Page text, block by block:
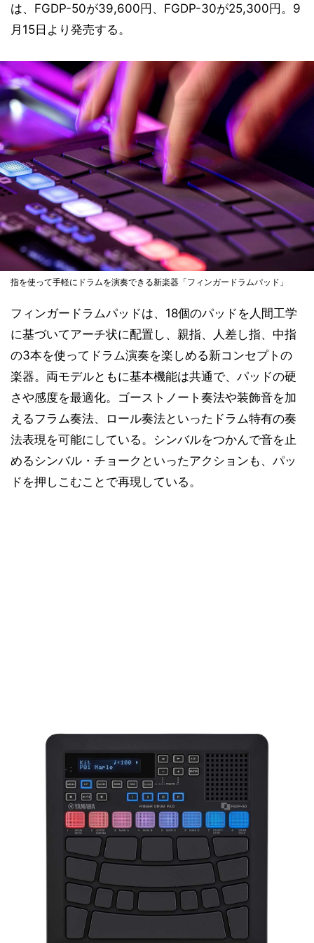
は、FGDP-50が39,600円、FGDP-30が25,300円。9
月15日より発売する。
指を使って手軽にドラムを演奏できる新楽器「フィンガードラムパッド」
フィンガードラムパッドは、18個のパッドを人間工学
に基づいてアーチ状に配置し、親指、人差し指、中指
の3本を使ってドラム演奏を楽しめる新コンセプトの
楽器。両モデルともに基本機能は共通で、パッドの硬
さや感度を最適化。ゴーストノート奏法や装飾音を加
えるフラム奏法、ロール奏法といったドラム特有の奏
法表現を可能にしている。シンバルをつかんで音を止
めるシンバル・チョークといったアクションも、パッ
ドを押しこむことで再現している。